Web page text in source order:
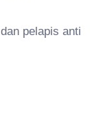
pelapis anti